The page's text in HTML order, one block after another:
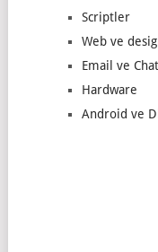
Scriptler
Web ve
Email ve Chat
Hardware
Android ve